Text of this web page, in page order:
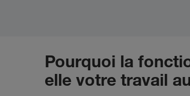
Pourquoi la
elle votre travail